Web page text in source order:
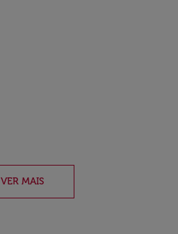
VER MAIS